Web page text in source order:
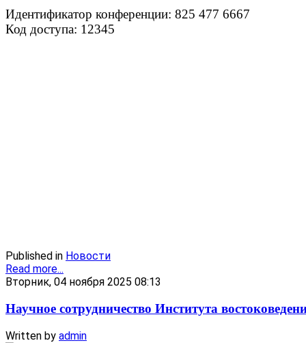
Идентификатор конференции: 825 477 6667
Код доступа: 12345
Published in Новости
Read more...
Вторник, 04 ноября 2025 08:13
Научное сотрудничество Института
Written by admin